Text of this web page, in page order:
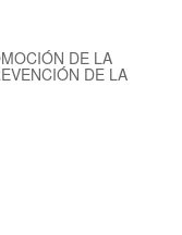
DE LA
DE LA